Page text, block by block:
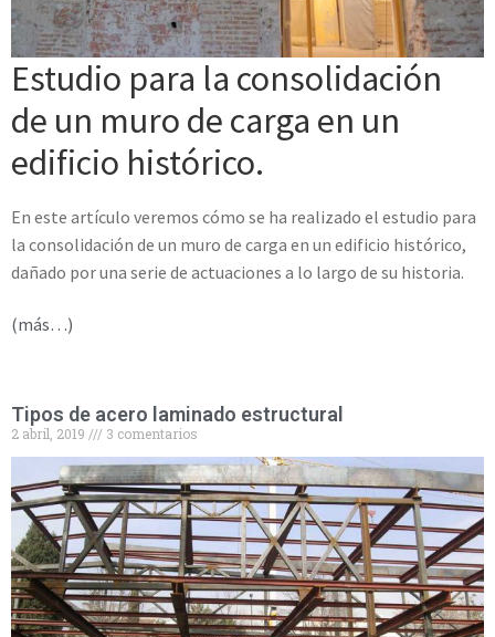
Estudio para la consolidación
de un muro de carga en un
edificio histórico.
En este artículo veremos cómo se ha realizado el estudio para
la consolidación de un muro de carga en un edificio histórico,
dañado por una serie de actuaciones a lo largo de su historia.
(más…)
Tipos de acero laminado estructural
2 abril, 2019 3 comentarios